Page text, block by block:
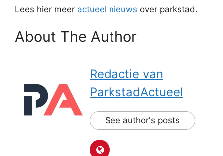
Lees hier meer actueel nieuws over parkstad.
About The Author
Redactie van
ParkstadActueel
See author's posts